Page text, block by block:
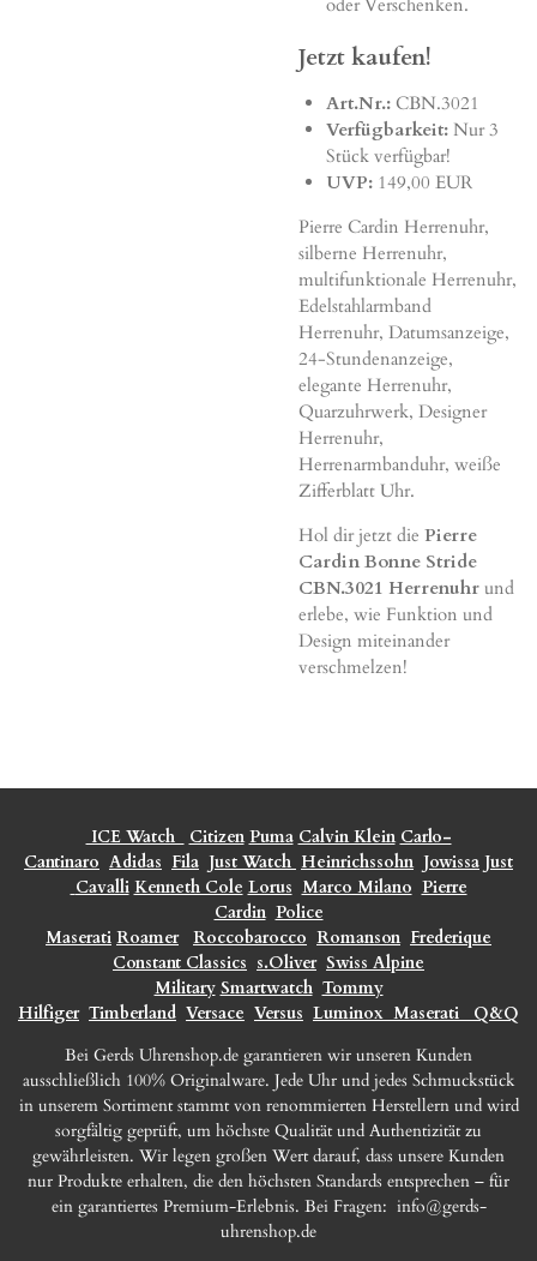
Jetzt kaufen!
Art.Nr.:CBN.3021
Verfügbarkeit:Nur 3
Stück verfügbar!
UVP:149,00 EUR
Pierre Cardin Herrenuhr,
silberne Herrenuhr,
multifunktionale Herrenuhr,
Edelstahlarmband
Herrenuhr, Datumsanzeige,
24-Stundenanzeige,
elegante Herrenuhr,
Quarzuhrwerk, Designer
Herrenuhr,
Herrenarmbanduhr, weiße
Zifferblatt Uhr.
Hol dir jetzt die Pierre
Cardin Bonne Stride
CBN.3021 Herrenuhr und
erlebe, wie Funktion und
Design miteinander
verschmelzen!
ICE Watch Citizen Puma Calvin Klein Carlo-
Cantinaro Adidas Fila Just Watch Heinrichssohn Jowissa Just
Cavalli Kenneth Cole Lorus Marco Milano Pierre
Cardin Police
Maserati Roamer Roccobarocco Romanson Frederique
Constant Classics s.Oliver Swiss Alpine
Military Smartwatch Tommy
Hilfiger Timberland Versace Versus Luminox Maserati
Q&Q
Bei Gerds Uhrenshop.de garantieren wir unseren Kunden
ausschließlich 100% Originalware. Jede Uhr und jedes Schmuckstück
in unserem Sortiment stammt von renommierten Herstellern und wird
sorgfältig geprüft, um höchste Qualität und Authentizität zu
gewährleisten. Wir legen großen Wert darauf, dass unsere Kunden
nur Produkte erhalten, die den höchsten Standards entsprechen – für
ein garantiertes Premium-Erlebnis. Bei Fragen: info@gerds-
uhrenshop.de